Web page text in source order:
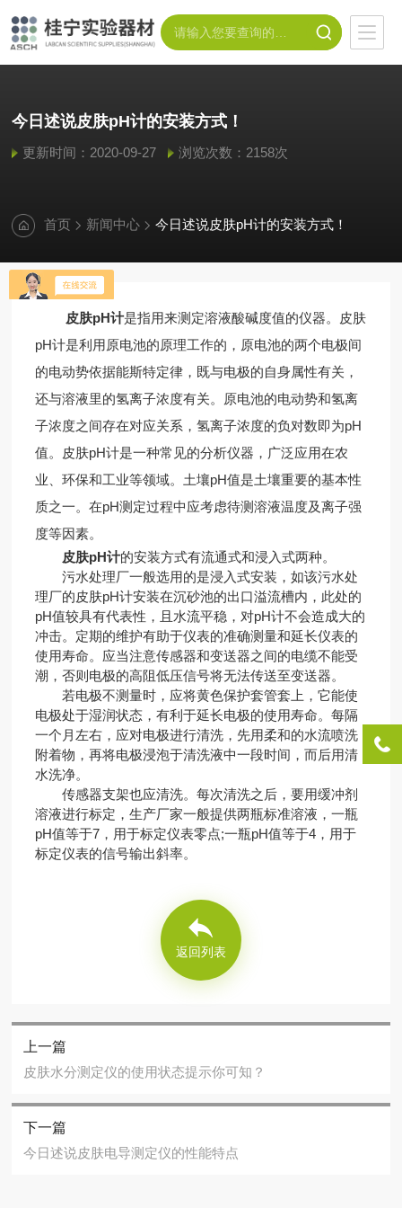
今日述说皮肤pH计的安装方式！
更新时间：2020-09-27 浏览次数：2158次
首页 新闻中心 今日述说皮肤pH计的安装方式！
皮肤pH计是指用来测定溶液酸碱度值的仪器。皮肤
pH计是利用原电池的原理工作的，原电池的两个电极间
的电动势依据能斯特定律，既与电极的自身属性有关，
还与溶液里的氢离子浓度有关。原电池的电动势和氢离
子浓度之间存在对应关系，氢离子浓度的负对数即为pH
值。皮肤pH计是一种常见的分析仪器，广泛应用在农
业、环保和工业等领域。土壤pH值是土壤重要的基本性
质之一。在pH测定过程中应考虑待测溶液温度及离子强
度等因素。
皮肤pH计的安装方式有流通式和浸入式两种。
污水处理厂一般选用的是浸入式安装，如该污水处
理厂的皮肤pH计安装在沉砂池的出口溢流槽内，此处的
pH值较具有代表性，且水流平稳，对pH计不会造成大的
冲击。定期的维护有助于仪表的准确测量和延长仪表的
使用寿命。应当注意传感器和变送器之间的电缆不能受
潮，否则电极的高阻低压信号将无法传送至变送器。
若电极不测量时，应将黄色保护套管套上，它能使
电极处于湿润状态，有利于延长电极的使用寿命。每隔
一个月左右，应对电极进行清洗，先用柔和的水流喷洗
附着物，再将电极浸泡于清洗液中一段时间，而后用清
水洗净。
传感器支架也应清洗。每次清洗之后，要用缓冲剂
溶液进行标定，生产厂家一般提供两瓶标准溶液，一瓶
pH值等于7，用于标定仪表零点;一瓶pH值等于4，用于
标定仪表的信号输出斜率。
返回列表
上一篇
皮肤水分测定仪的使用状态提示你可知？
下一篇
今日述说皮肤电导测定仪的性能特点